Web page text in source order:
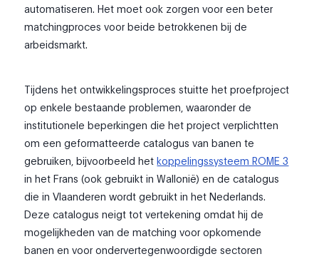
automatiseren. Het moet ook zorgen voor een beter
matchingproces voor beide betrokkenen bij de
arbeidsmarkt.
Tijdens het ontwikkelingsproces stuitte het proefproject
op enkele bestaande problemen, waaronder de
institutionele beperkingen die het project verplichtten
om een geformatteerde catalogus van banen te
gebruiken, bijvoorbeeld hetkoppelingssysteem ROME 3
in het Frans (ook gebruikt in Wallonië) en de catalogus
die in Vlaanderen wordt gebruikt in het Nederlands.
Deze catalogus neigt tot vertekening omdat hij de
mogelijkheden van de matching voor opkomende
banen en voor ondervertegenwoordigde sectoren